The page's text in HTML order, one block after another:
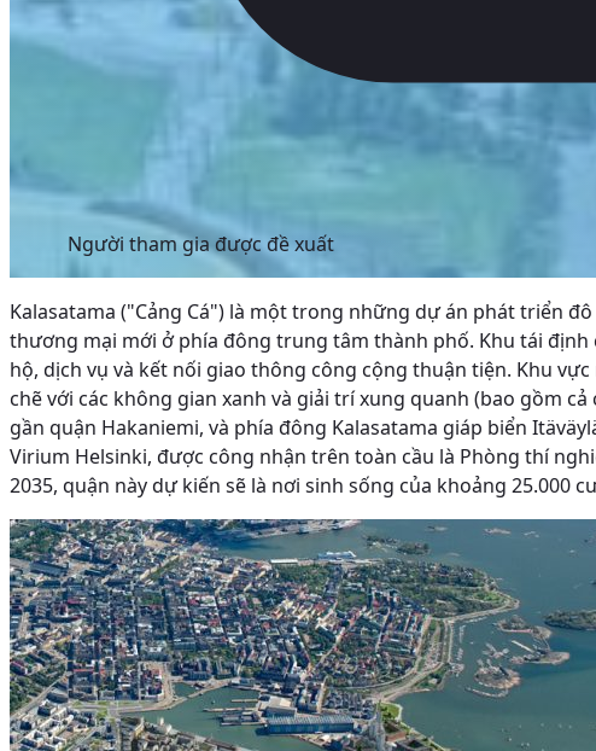
Người tham gia được đề xuất
Kalasatama ("Cảng Cá") là một trong những dự án phát triển
thương mại mới ở phía đông trung tâm thành phố. Khu tái
hộ, dịch vụ và kết nối giao thông công cộng thuận tiện. Khu
chẽ với các không gian xanh và giải trí xung quanh (bao gồm
gần quận Hakaniemi, và phía đông Kalasatama giáp biển
Virium Helsinki, được công nhận trên toàn cầu là Phòng thí
2035, quận này dự kiến sẽ là nơi sinh sống của khoảng 25.000